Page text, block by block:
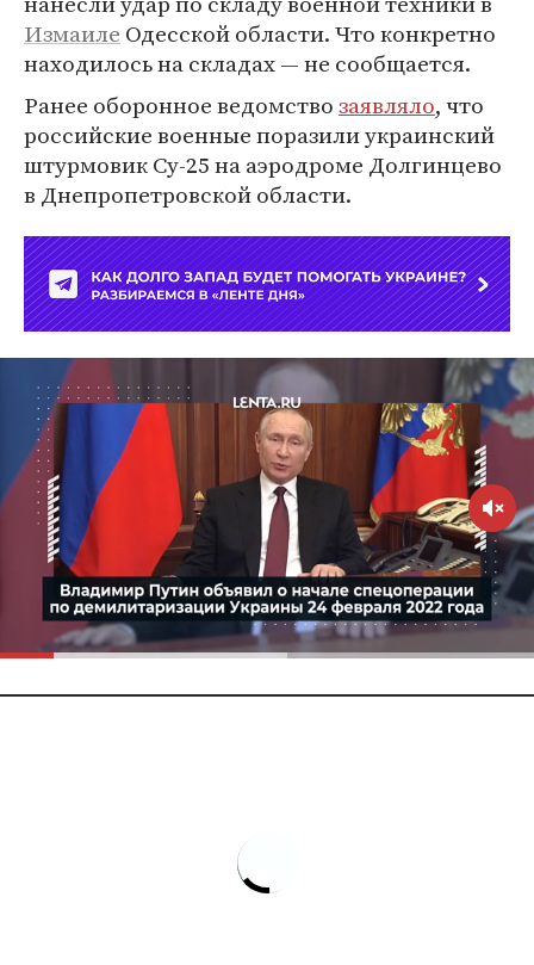
Измаиле Одесской области. Что конкретно
находилось на складах — не сообщается.
Ранее оборонное ведомствозаявляло, что
российские военные поразили украинский
штурмовик Су-25 на аэродроме Долгинцево
в Днепропетровской области.